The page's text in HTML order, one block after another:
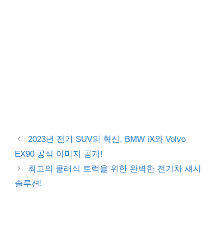
2023년 전기 SUV의 혁신, BMW iX와 Volvo
EX90 공식 이미지 공개!
최고의 클래식 트럭을 위한 완벽한 전기차 섀시
솔루션!